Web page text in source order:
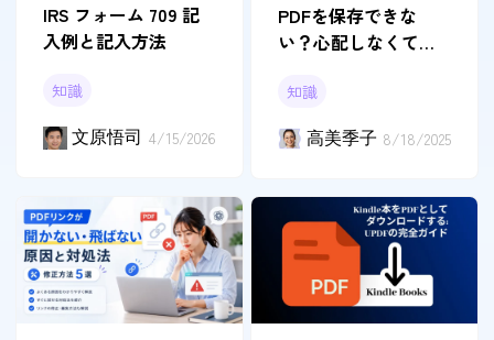
IRS フォーム 709 記
入例と記入方法
知識
文原悟司 4/15/2026
PDFを保存できな
い？心配しなくても
こ
知識
高美季子 8/18/2025